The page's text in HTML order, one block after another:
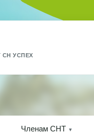
СН УСПЕХ
Членам СНТ